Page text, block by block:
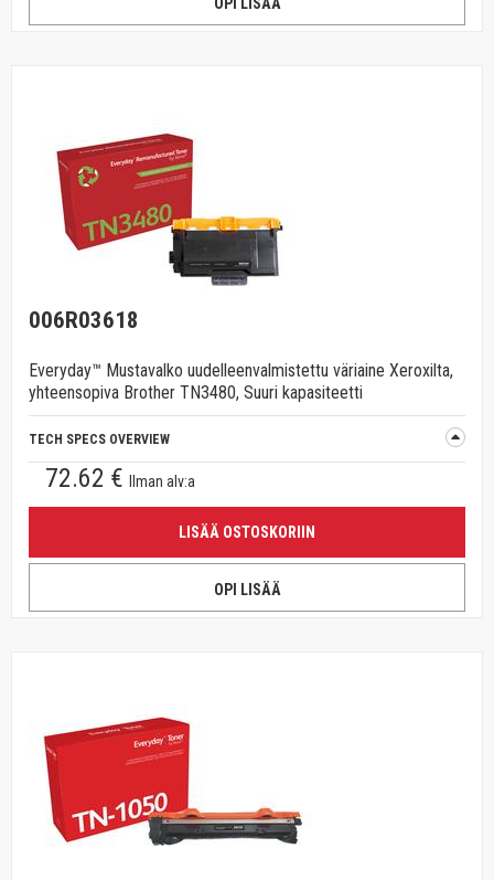
006R03618
Everyday™ Mustavalko uudelleenvalmistettu väriaine Xeroxilta,
yhteensopiva Brother TN3480, Suuri kapasiteetti
TECH SPECS OVERVIEW
72.62 € Ilman alv:a
LISÄÄ OSTOSKORIIN
OPI LISÄÄ